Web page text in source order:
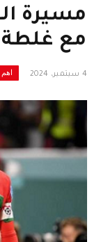
مسيرة
مع
4 سبتمبر، 2024 اهم